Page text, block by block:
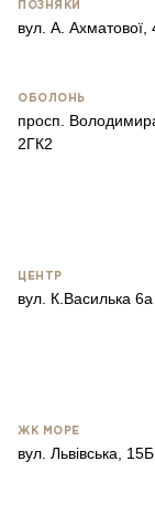
ПОЗНЯКИ
вул. А. Ахматової,
ОБОЛОНЬ
просп.
2ГК2
ЦЕНТР
вул. К.Василька 6а
ЖК МОРЕ
вул. Львівська, 15Б